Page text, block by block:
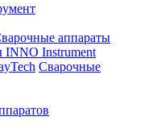
аппараты
INNO Instrument
Cварочные